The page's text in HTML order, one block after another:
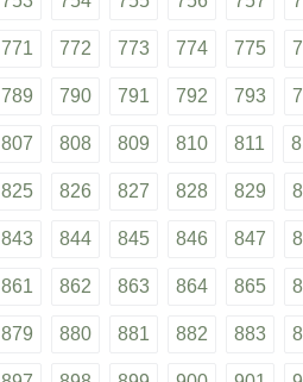
771 772 773 774 775
789 790 791 792 793
807 808 809 810 811
825 826 827 828 829
843 844 845 846 847
861 862 863 864 865
879 880 881 882 883